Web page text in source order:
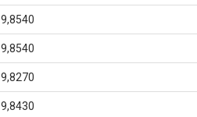
9,8540
9,8540
9,8270
9,8430